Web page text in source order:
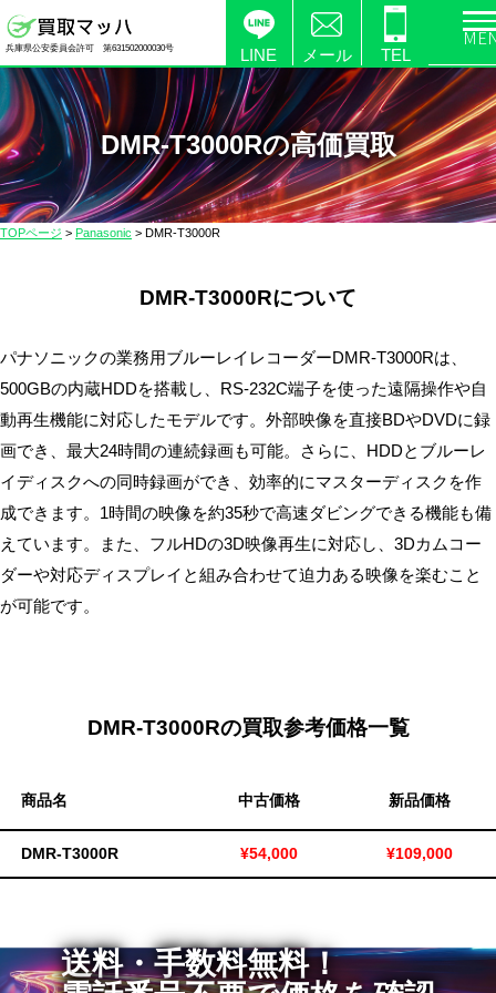
製
品
の
高
価
買
ら
取
マ
ッ
ハ】
料
無
料・
ス
込！
兵庫県公安委員会許可 第631502000030号 LINE メール TEL
DMR-T3000Rの高価買取
TOPページ > Panasonic > DMR-T3000R
DMR-T3000Rについて
パナソニックの業務用ブルーレイレコーダーDMR-T3000Rは、
500GBの内蔵HDDを搭載し、RS-232C端子を使った遠隔操作や自
動再生機能に対応したモデルです。外部映像を直接BDやDVDに録
画でき、最大24時間の連続録画も可能。さらに、HDDとブルーレ
イディスクへの同時録画ができ、効率的にマスターディスクを作
成できます。1時間の映像を約35秒で高速ダビングできる機能も備
えています。また、フルHDの3D映像再生に対応し、3Dカムコー
ダーや対応ディスプレイと組み合わせて迫力ある映像を楽むこと
が可能です。
DMR-T3000Rの買取参考価格一覧
商品名 中古価格 新品価格
DMR-T3000R ¥54,000 ¥109,000
送料・手数料無料！